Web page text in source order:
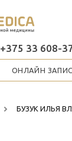
+375 33 608-
ОНЛАЙН
БУЗУК ИЛЬЯ